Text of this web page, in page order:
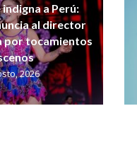
a Perú:
al director
por tocamientos
2026